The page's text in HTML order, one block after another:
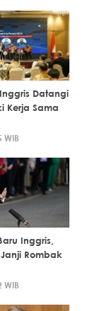
Datangi
Kerja Sama
WIB
Inggris,
Rombak
WIB